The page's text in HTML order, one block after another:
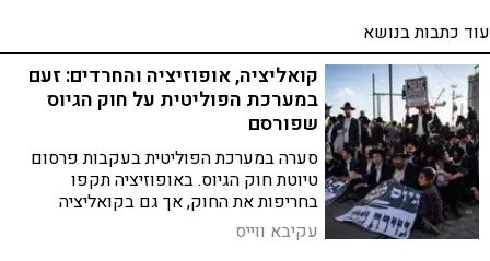
עוד כתבות בנושא
קואליציה, אופוזיציה והחרדים: זעם
במערכת הפוליטית על חוק הגיוס
שפורסם
סערה במערכת הפוליטית בעקבות פרסום
טיוטת חוק הגיוס. באופוזיציה תקפו
בחריפות את החוק, אך גם בקואליציה
נשמעים קולות המתנגדים למתווה בנוסח
הנוכחי
עקיבא ווייס